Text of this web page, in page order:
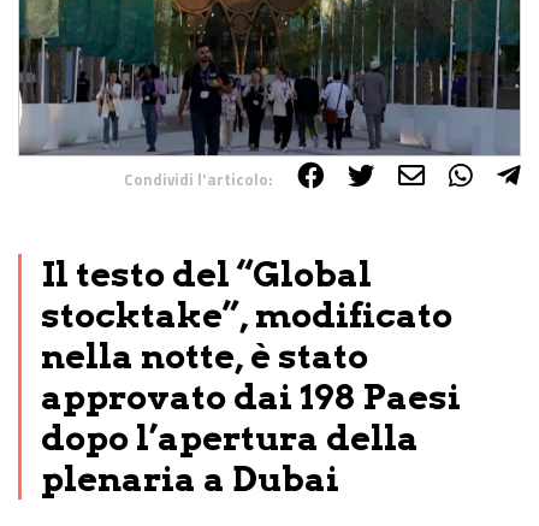
Condividi l'articolo:
Il testo del “Global
stocktake”, modificato
nella notte, è stato
approvato dai 198 Paesi
dopo l’apertura della
plenaria a Dubai